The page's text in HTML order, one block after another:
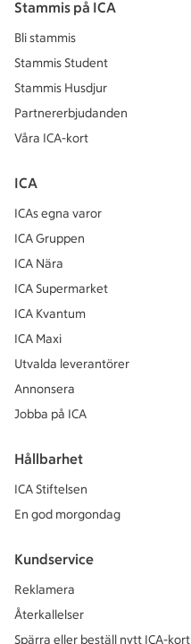
Stammis på ICA
Bli stammis
Stammis Student
Stammis Husdjur
Partnererbjudanden
Våra ICA-kort
ICA
ICAs egna varor
ICA Gruppen
ICA Nära
ICA Supermarket
ICA Kvantum
ICA Maxi
Utvalda leverantörer
Annonsera
Jobba på ICA
Hållbarhet
ICA Stiftelsen
En god morgondag
Kundservice
Reklamera
Återkallelser
Spärra eller beställ nytt ICA-kort